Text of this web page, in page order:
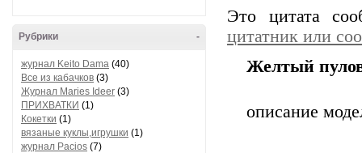
-
Рубрики
журнал Keito Dama (40)
Все из кабачков (3)
Журнал Maries Ideer (3)
ПРИХВАТКИ (1)
Кокетки (1)
вязаные куклы,игрушки (1)
журнал Pacios (7)
Это цитата
цитатник или
Желтый
описание